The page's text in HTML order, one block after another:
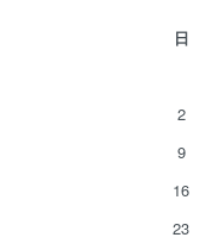
日
2
9
16
23